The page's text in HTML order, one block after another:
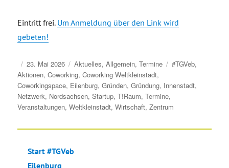
Eintritt frei. Um Anmeldung über den Link wird
gebeten!
Veröffentlicht
am
23. Mai 2026 Kategorien
Aktuelles,Allgemein,Termine Schlagwörter
#TGVeb,
Aktionen,Coworking,Coworking Weltkleinstadt,
Coworkingspace, Eilenburg,Gründen,Gründung, Innenstadt,
Netzwerk, Nordsachsen,Startup,T!Raum,Termine,
Veranstaltungen,Weltkleinstadt,Wirtschaft,Zentrum
Start #TGVeb
Eilenburg